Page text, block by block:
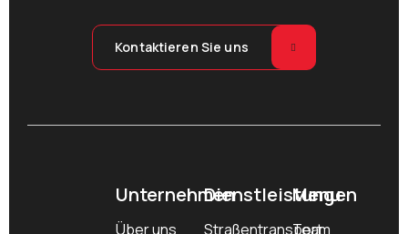
Kontaktieren Sie uns
Unternehmen
Über uns
Dienstleistungen
Straßentransport
Menu
Team